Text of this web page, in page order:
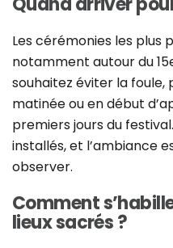
Les cérémonies les plus
notamment autour du
souhaitez éviter la foule,
matinée ou en début
premiers jours du
installés, et l’ambiance
observer.
Comment
lieux sacrés ?